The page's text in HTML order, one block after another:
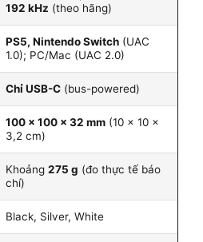
192 kHz (theo hãng)
PS5, Nintendo Switch (UAC
1.0); PC/Mac (UAC 2.0)
Chỉ USB-C (bus-powered)
100 × 100 × 32 mm (10 × 10 ×
3,2 cm)
Khoảng 275 g (đo thực tế báo
chí)
Black, Silver, White